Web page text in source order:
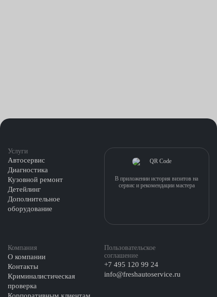
Услуги
Автосервис
Диагностика
Кузовной ремонт
Детейлинг
Дополнительное
оборудование
Компания
О компании
Контакты
Криминалистическая
проверка
Пользовательское
соглашение
+7 495 120 99 24
info@freshautoservice.ru
В приложении история визитов на
сервис и рекомендации мастера